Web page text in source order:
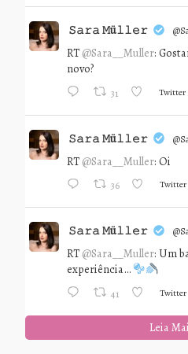
𝚂𝚊𝚛𝚊 𝙼ü𝚕𝚕𝚎𝚛
RT @Sara__Muller:
novo?
31 Twitter
𝚂𝚊𝚛𝚊 𝙼ü𝚕𝚕𝚎𝚛
RT @Sara__Muller: Oi
36 Twitter
𝚂𝚊𝚛𝚊 𝙼ü𝚕𝚕𝚎𝚛
RT @Sara__Muller: Um
experiência…
41 Twitter
Leia